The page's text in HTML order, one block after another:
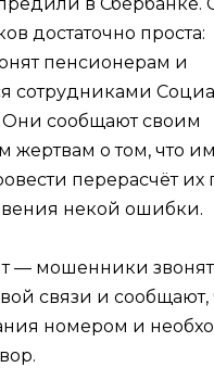
достаточно проста:
пенсионерам и
сотрудниками
сообщают своим
жертвам о том, что
перерасчёт их
некой ошибки.
— мошенники
связи и сообщают,
номером и